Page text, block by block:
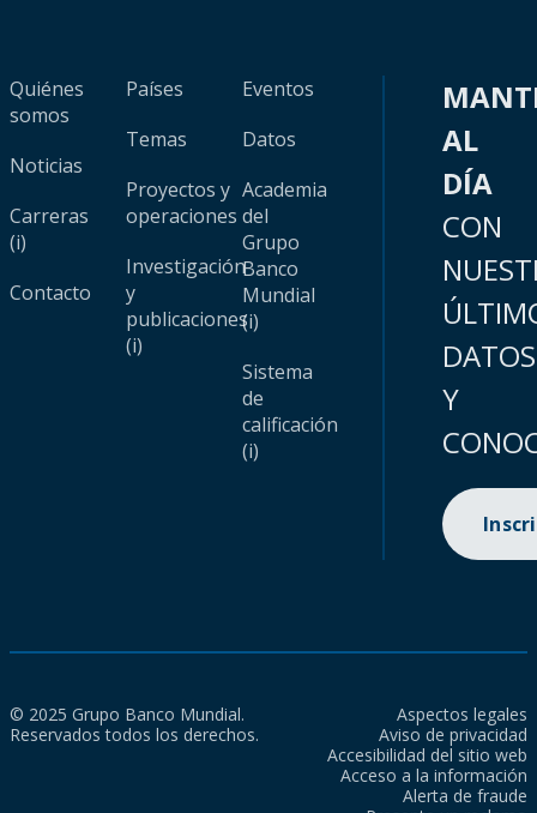
Quiénes
somos
Noticias
Carreras
(i)
Contacto
Países
Temas
Proyectos y
operaciones
Investigación
y
publicaciones
(i)
Eventos
Datos
Academia
del
Grupo
Banco
Mundial
(i)
Sistema
de
calificación
(i)
AL
DÍA
CON
DATOS
Y
© 2025 Grupo Banco Mundial.
Reservados todos los derechos.
Aspectos legales
Aviso de privacidad
Accesibilidad del sitio web
Acceso a la información
Alerta de fraude